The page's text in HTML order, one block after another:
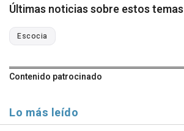
Últimas noticias sobre estos temas
Escocia
Contenido patrocinado
Lo más leído